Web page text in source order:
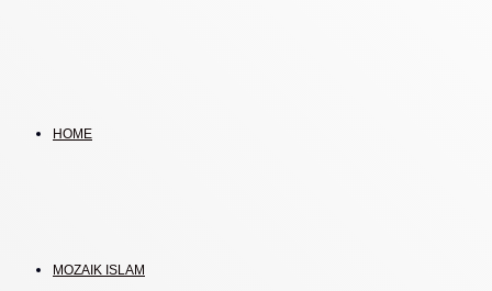
HOME
MOZAIK ISLAM